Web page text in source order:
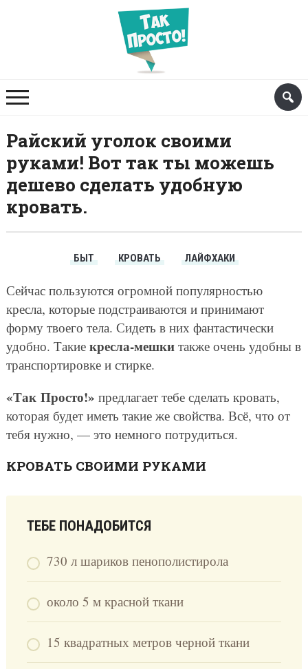
Райский уголок своими
руками! Вот так ты можешь
дешево сделать удобную
кровать.
БЫТ КРОВАТЬ ЛАЙФХАКИ
Сейчас пользуются огромной популярностью
кресла, которые подстраиваются и принимают
форму твоего тела. Сидеть в них фантастически
удобно. Такие кресла-мешкитакже очень удобны в
транспортировке и стирке.
«Так Просто!» предлагает тебе сделать кровать,
которая будет иметь такие же свойства. Всё, что от
тебя нужно, — это немного потрудиться.
КРОВАТЬ СВОИМИ РУКАМИ
ТЕБЕ ПОНАДОБИТСЯ
730 л шариков пенополистирола
около 5 м красной ткани
15 квадратных метров черной ткани